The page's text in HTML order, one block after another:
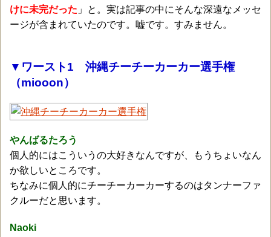
けに未完だった 」と。実は記事の中にそんな深遠なメッセ
ージが含まれていたのです。嘘です。すみません。
▼ワースト1 沖縄チーチーカーカー選手権
（miooon）
やんばるたろう
個人的にはこういうの大好きなんですが、もうちょいなん
か欲しいところです。
ちなみに個人的にチーチーカーカーするのはタンナーファ
クルーだと思います。
Naoki